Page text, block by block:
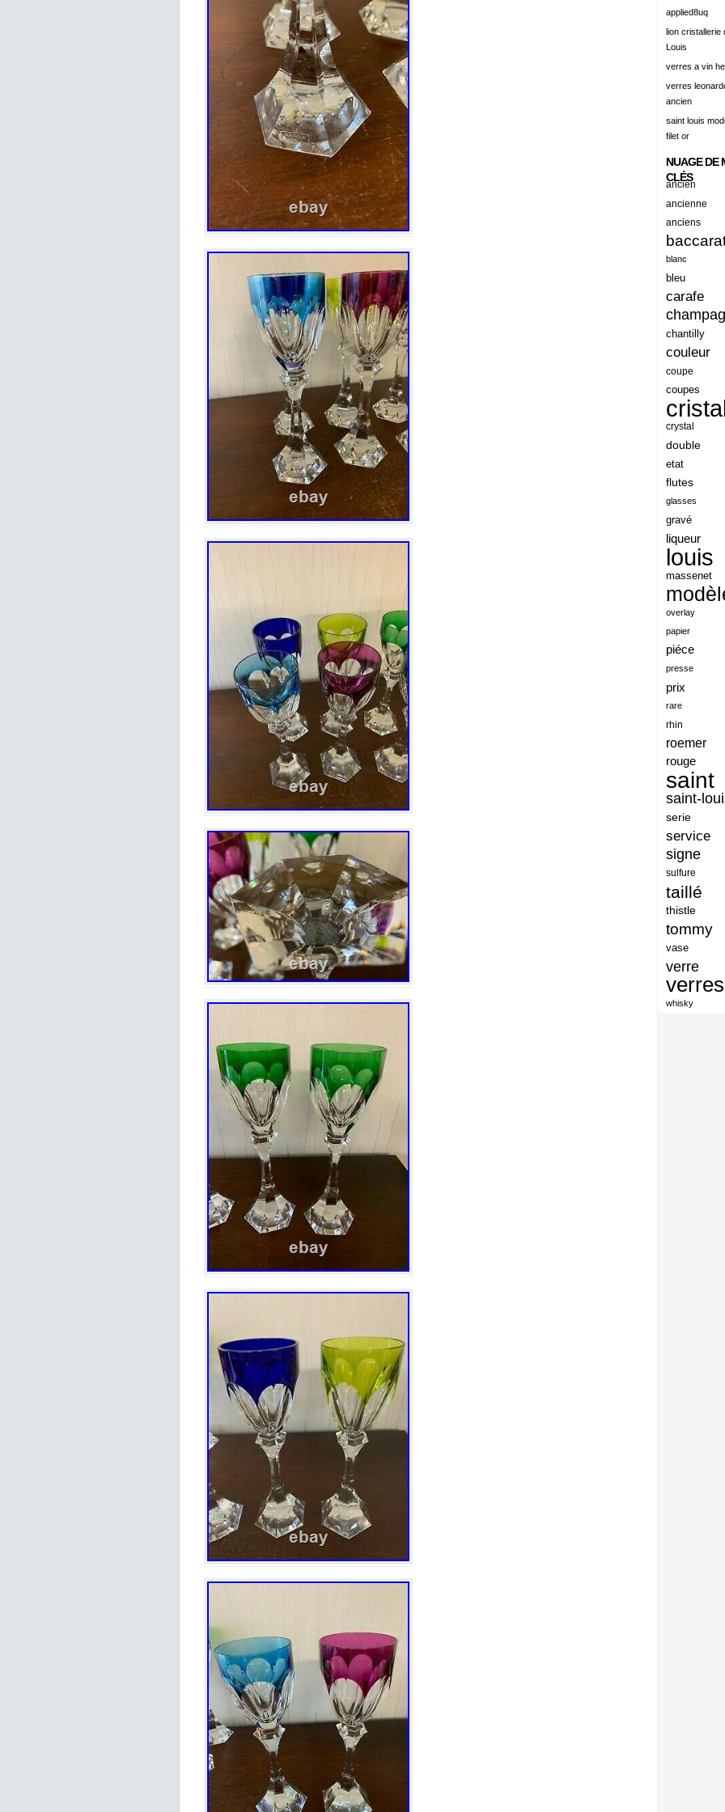
alisation
amazing
america
amiante
ancien
ancienes
ancienne
anciennes
anciens
ancient
anecdotes
angeles
angoul
animaux
antique
antiquite
apollo
applaudis
arch
architecture
ariel
armonica
arta
artisanat
arts
assiette
assiettes
atelier
atsunobu
authentique
aventures
baccarat
applied8uq
lion cristallerie
Louis
verres a vin
verres
ancien
saint louis
filet or
NUAGE DE
CLÉS
ancien
ancienne
anciens
blanc
bleu
carafe
chantilly
couleur
coupe
coupes
crystal
double
etat
flutes
glasses
gravé
liqueur
louis
massenet
overlay
papier
piéce
presse
prix
rare
rhin
roemer
rouge
saint
saint-
serie
service
signe
sulfure
taillé
thistle
tommy
vase
verre
verres
whisky